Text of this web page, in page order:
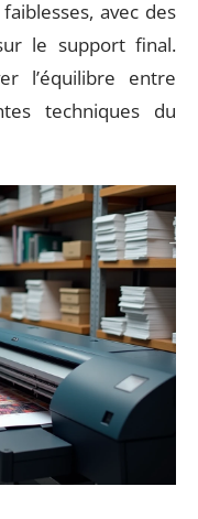
avec des
le support final.
l’équilibre entre
techniques du